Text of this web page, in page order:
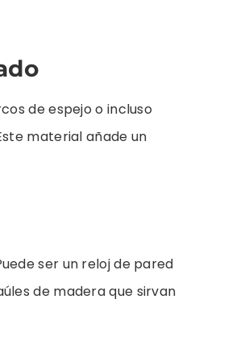
de espejo o incluso
material añade un
ser un reloj de pared
de madera que sirvan